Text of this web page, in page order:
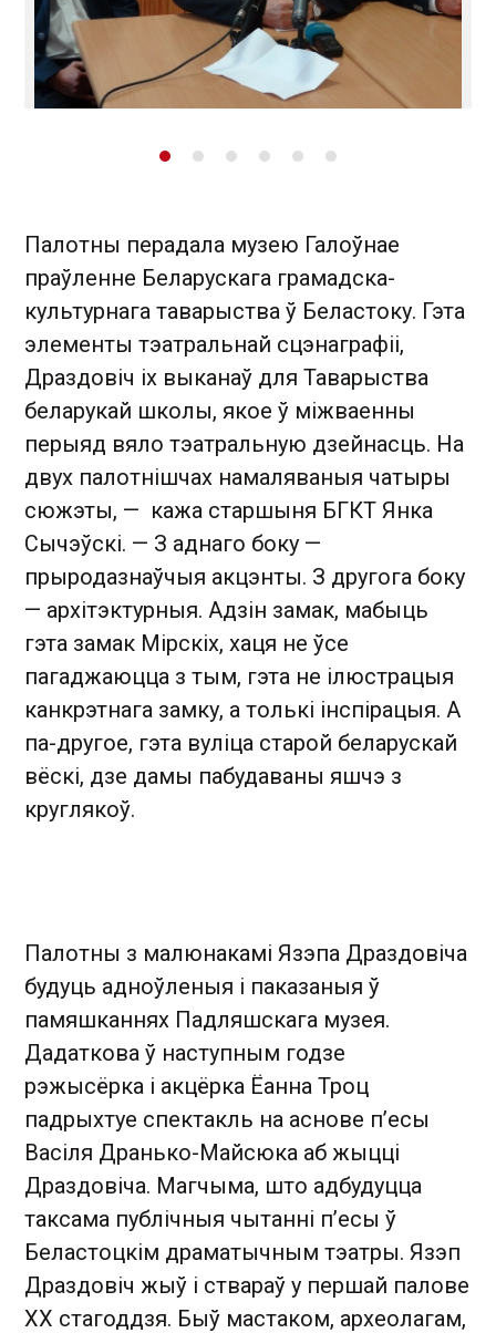
Палотны перадала музею Галоўнае
праўленне Беларускага грамадска-
культурнага таварыства ў Беластоку. Гэта
элементы тэатральнай сцэнаграфіі,
Драздовіч іх выканаў для Таварыства
беларукай школы, якое ў міжваенны
перыяд вяло тэатральную дзейнасць. На
двух палотнішчах намаляваныя чатыры
сюжэты, — кажа старшыня БГКТ Янка
Сычэўскі. — З аднаго боку —
прыродазнаўчыя акцэнты. З другога боку
— архітэктурныя. Адзін замак, мабыць
гэта замак Мірскіх, хаця не ўсе
пагаджаюцца з тым, гэта не ілюстрацыя
канкрэтнага замку, а толькі інспірацыя. А
па-другое, гэта вуліца старой беларускай
вёскі, дзе дамы пабудаваны яшчэ з
круглякоў.
Палотны з малюнакамі Язэпа Драздовіча
будуць адноўленыя і паказаныя ў
памяшканнях Падляшскага музея.
Дадаткова ў наступным годзе
рэжысёрка і акцёрка Ёанна Троц
падрыхтуе спектакль на аснове п’есы
Васіля Дранько-Майсюка аб жыцці
Драздовіча. Магчыма, што адбудуцца
таксама публічныя чытанні п’есы ў
Беластоцкім драматычным тэатры. Язэп
Драздовіч жыў і ствараў у першай палове
XX стагоддзя. Быў мастаком, археолагам,